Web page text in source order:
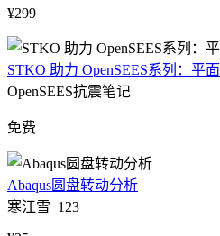
¥299
STKO 助力 OpenSEES系列：平
OpenSEES抗震笔记
免费
Abaqus圆盘转动分析
寒江雪_123